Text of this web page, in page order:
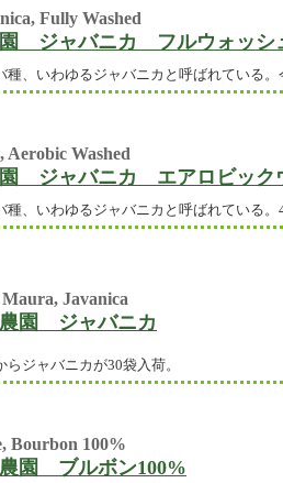
Fully Washed
ジャバニカ フルウォッシ
種、いわゆるジャバニカと呼ばれている
Aerobic Washed
園 ジャバニカ エアロビック
種、いわゆるジャバニカと呼ばれている
Javanica
園 ジャバニカ
ジャバニカが30袋入荷。
Bourbon 100%
園 ブルボン100%